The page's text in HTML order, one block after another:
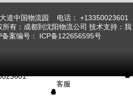
道中国物流园 电话： +13350023601
有：成都到沈阳物流公司 技术支持：我
案编号： ICP备122656595号
󰇇
客服
󰇇󰇯